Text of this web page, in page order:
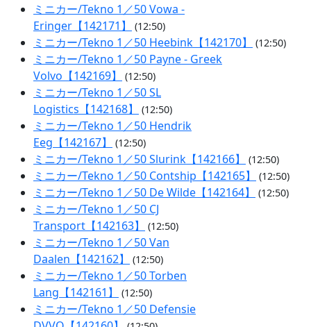
ミニカー/Tekno 1／50 Vowa -
Eringer【142171】
(12:50)
ミニカー/Tekno 1／50 Heebink【142170】 (12:50)
ミニカー/Tekno 1／50 Payne - Greek
Volvo【142169】
(12:50)
ミニカー/Tekno 1／50 SL
Logistics【142168】
(12:50)
ミニカー/Tekno 1／50 Hendrik
Eeg【142167】
(12:50)
ミニカー/Tekno 1／50 Slurink【142166】 (12:50)
ミニカー/Tekno 1／50 Contship【142165】 (12:50)
ミニカー/Tekno 1／50 De Wilde【142164】 (12:50)
ミニカー/Tekno 1／50 CJ
Transport【142163】
(12:50)
ミニカー/Tekno 1／50 Van
Daalen【142162】
(12:50)
ミニカー/Tekno 1／50 Torben
Lang【142161】
(12:50)
ミニカー/Tekno 1／50 Defensie